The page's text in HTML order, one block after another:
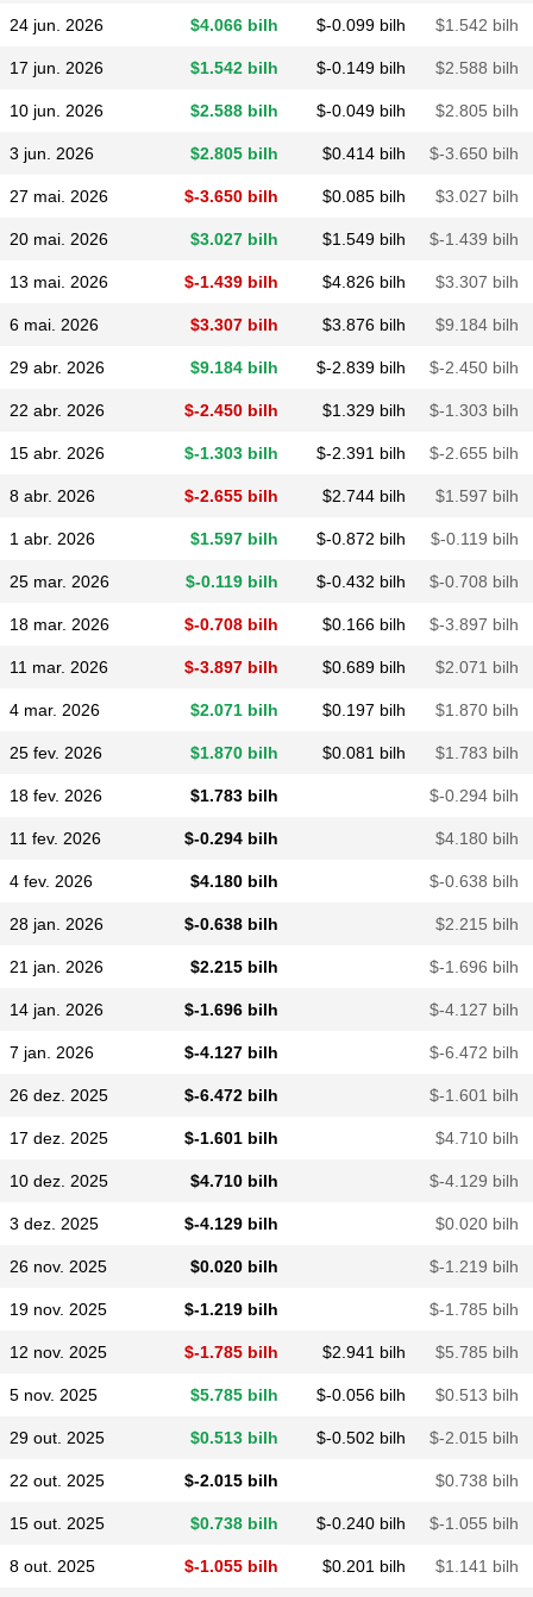
24 jun. 2026 $​4.066 bilh $​-0.099 bilh $​1.542 bilh
17 jun. 2026 $​1.542 bilh $​-0.149 bilh $​2.588 bilh
10 jun. 2026 $​2.588 bilh $​-0.049 bilh $​2.805 bilh
3 jun. 2026 $​2.805 bilh $​0.414 bilh $​-3.650 bilh
27 mai. 2026 $​-3.650 bilh $​0.085 bilh $​3.027 bilh
20 mai. 2026 $​3.027 bilh $​1.549 bilh $​-1.439 bilh
13 mai. 2026 $​-1.439 bilh $​4.826 bilh $​3.307 bilh
6 mai. 2026 $​3.307 bilh $​3.876 bilh $​9.184 bilh
29 abr. 2026 $​9.184 bilh $​-2.839 bilh $​-2.450 bilh
22 abr. 2026 $​-2.450 bilh $​1.329 bilh $​-1.303 bilh
15 abr. 2026 $​-1.303 bilh $​-2.391 bilh $​-2.655 bilh
8 abr. 2026 $​-2.655 bilh $​2.744 bilh $​1.597 bilh
1 abr. 2026 $​1.597 bilh $​-0.872 bilh $​-0.119 bilh
25 mar. 2026 $​-0.119 bilh $​-0.432 bilh $​-0.708 bilh
18 mar. 2026 $​-0.708 bilh $​0.166 bilh $​-3.897 bilh
11 mar. 2026 $​-3.897 bilh $​0.689 bilh $​2.071 bilh
4 mar. 2026 $​2.071 bilh $​0.197 bilh $​1.870 bilh
25 fev. 2026 $​1.870 bilh $​0.081 bilh $​1.783 bilh
18 fev. 2026 $​1.783 bilh $​-0.294 bilh
11 fev. 2026 $​-0.294 bilh $​4.180 bilh
4 fev. 2026 $​4.180 bilh $​-0.638 bilh
28 jan. 2026 $​-0.638 bilh $​2.215 bilh
21 jan. 2026 $​2.215 bilh $​-1.696 bilh
14 jan. 2026 $​-1.696 bilh $​-4.127 bilh
7 jan. 2026 $​-4.127 bilh $​-6.472 bilh
26 dez. 2025 $​-6.472 bilh $​-1.601 bilh
17 dez. 2025 $​-1.601 bilh $​4.710 bilh
10 dez. 2025 $​4.710 bilh $​-4.129 bilh
3 dez. 2025 $​-4.129 bilh $​0.020 bilh
26 nov. 2025 $​0.020 bilh $​-1.219 bilh
19 nov. 2025 $​-1.219 bilh $​-1.785 bilh
12 nov. 2025 $​-1.785 bilh $​2.941 bilh $​5.785 bilh
5 nov. 2025 $​5.785 bilh $​-0.056 bilh $​0.513 bilh
29 out. 2025 $​0.513 bilh $​-0.502 bilh $​-2.015 bilh
22 out. 2025 $​-2.015 bilh $​0.738 bilh
15 out. 2025 $​0.738 bilh $​-0.240 bilh $​-1.055 bilh
8 out. 2025 $​-1.055 bilh $​0.201 bilh $​1.141 bilh